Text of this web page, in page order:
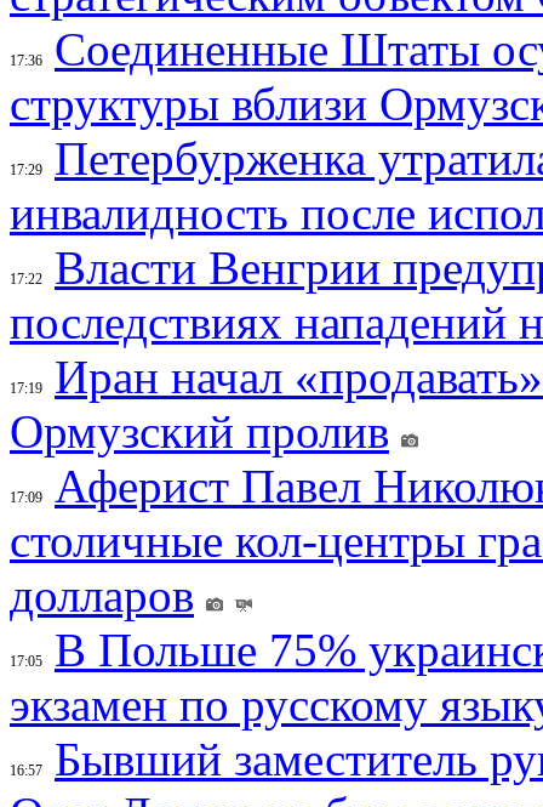
17:36
Соединенные Штаты
структуры вблизи
17:29
Петербурженка
инвалидность после
17:22
Власти Венгрии
последствиях нападений
17:19
Иран начал
Ормузский пролив
17:09
Аферист Павел
столичные кол-центры
долларов
17:05
В Польше 75%
экзамен по русскому
16:57
Бывший заместитель